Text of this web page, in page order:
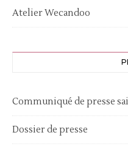
Atelier Wecandoo
Communiqué de presse
Dossier de presse